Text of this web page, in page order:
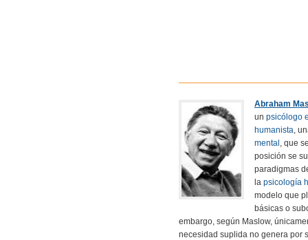
Abraham
un psicólogo
humanista,
mental , que
posición se
paradigmas
la psicología
modelo que
básicas o
embargo, según Maslow,
necesidad suplida no genera por